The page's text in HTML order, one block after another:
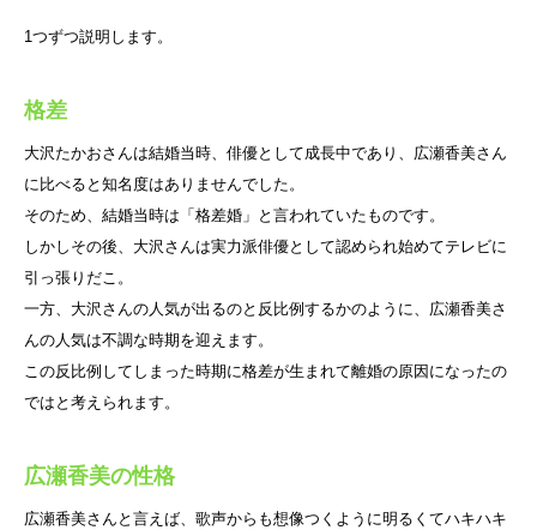
1つずつ説明します。
格差
大沢たかおさんは結婚当時、俳優として成長中であり、広瀬香美さん
に比べると知名度はありませんでした。
そのため、結婚当時は「格差婚」と言われていたものです。
しかしその後、大沢さんは実力派俳優として認められ始めてテレビに
引っ張りだこ。
一方、大沢さんの人気が出るのと反比例するかのように、広瀬香美さ
んの人気は不調な時期を迎えます。
この反比例してしまった時期に格差が生まれて離婚の原因になったの
ではと考えられます。
広瀬香美の性格
広瀬香美さんと言えば、歌声からも想像つくように明るくてハキハキ